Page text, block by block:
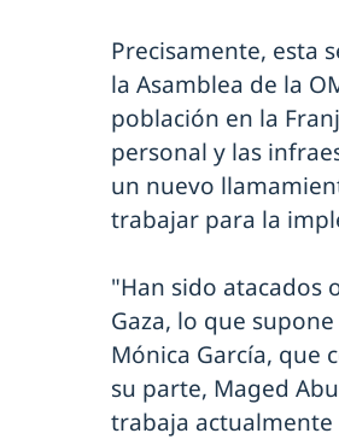
Precisamente, esta
la Asamblea de la
población en la
personal y las
un nuevo
trabajar para la
"Han sido atacados
Gaza, lo que
Mónica García, que
su parte, Maged
trabaja